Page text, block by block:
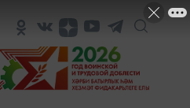
Новости Госавтоинспекции